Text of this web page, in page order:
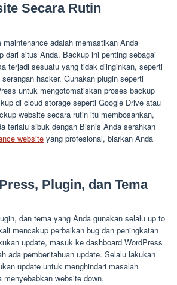
Secara Rutin
maintenance adalah memastikan Anda
dari situs Anda. Backup ini penting sebagai
terjadi sesuatu yang tidak diinginkan, seperti
hacker. Gunakan plugin seperti
untuk mengotomatiskan proses backup
di cloud storage seperti Google Drive atau
website secara rutin itu membosankan,
terlalu sibuk dengan Bisnis Anda serahkan
website yang profesional, biarkan Anda
Plugin, dan Tema
dan tema yang Anda gunakan selalu up to
mencakup perbaikan bug dan peningkatan
update, masuk ke dashboard WordPress
ada pemberitahuan update. Selalu lakukan
update untuk menghindari masalah
website down.